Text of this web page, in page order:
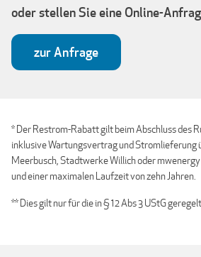
oder stellen Sie eine Online-
zur Anfrage
* Der Restrom-Rabatt gilt beim Abschluss des
inklusive Wartungsvertrag und Stromlieferung
Meerbusch, Stadtwerke Willich oder
und einer maximalen Laufzeit von zehn Jahren.
** Dies gilt nur für die in § 12 Abs 3 UStG